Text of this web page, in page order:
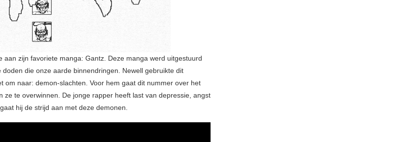
aan zijn favoriete manga: Gantz. Deze manga werd uitgestuurd
die onze aarde binnendringen. Newell gebruikte dit
om naar: demon-slachten. Voor hem gaat dit nummer over het
ze te overwinnen. De jonge rapper heeft last van depressie, angst
hij de strijd aan met deze demonen.